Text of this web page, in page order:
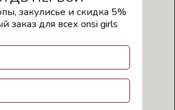
закулисье и скидка 5%
заказ для всех onsi girls